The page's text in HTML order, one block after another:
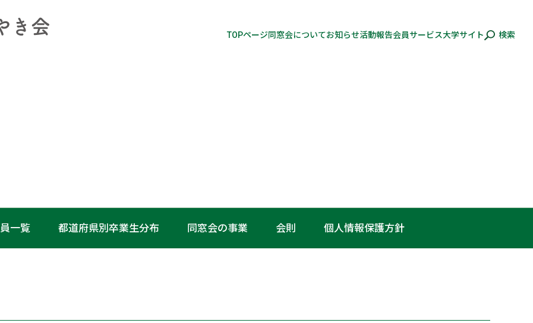
TOPページ同窓会についてお知らせ活動報告会員サービス大学サイト 検索
一覧 都道府県別卒業生分布 同窓会の事業 会則 個人情報保護方針